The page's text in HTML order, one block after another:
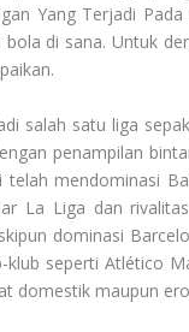
Yang Terjadi
bola di sana. Untuk
salah satu liga
penampilan
telah mendominasi
La Liga dan
dominasi
klub seperti Atlético
domestik maupun